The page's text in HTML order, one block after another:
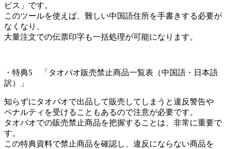
ビス」です。
このツールを使えば、難しい中国語住所を手書きする必要が
なくなり、
大量注文での伝票印字も一括処理が可能になります。
・特典5 「タオバオ販売禁止商品一覧表（中国語・日本語
訳）」
知らずにタオバオで出品して販売してしまうと違反警告や
ペナルティを受けることもあるので注意が必要です。
タオバオでの販売禁止商品を把握することは、非常に重要で
す。
この特典資料で禁止商品を確認し、違反にならない商品を